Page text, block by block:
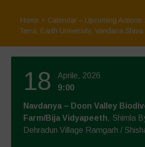
Home > Calendar – Upcoming Actions
Terra, Earth University,Vandana Shiva
18
Aprile, 2026
9:00
Navdanya – Doon Valley
Farm/Bija Vidyapeeth, Shimla
Dehradun Village Ramgarh /